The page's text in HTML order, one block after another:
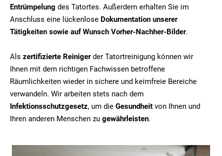
Entrümpelung des Tatortes. Außerdem erhalten Sie im
Anschluss eine lückenlose Dokumentation unserer
Tätigkeiten sowie auf Wunsch Vorher-Nachher-Bilder.
Als zertifizierte Reinigerder Tatortreinigung können wir
Ihnen mit dem richtigen Fachwissen betroffene
Räumlichkeiten wieder in sichere und keimfreie Bereiche
verwandeln. Wir arbeiten stets nach dem
Infektionsschutzgesetz, um die Gesundheit von Ihnen und
Ihren anderen Menschen zu gewährleisten.